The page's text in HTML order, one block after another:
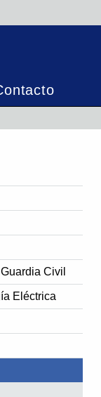
Civil
Eléctrica